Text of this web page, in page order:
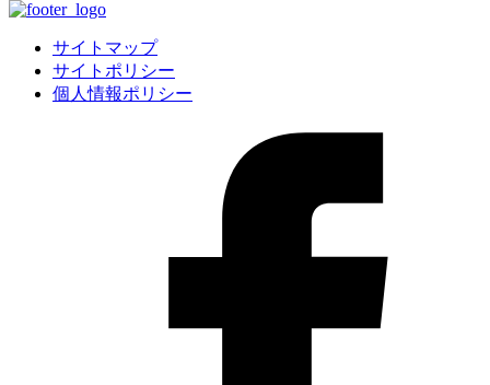
サイトマップ
サイトポリシー
個人情報ポリシー